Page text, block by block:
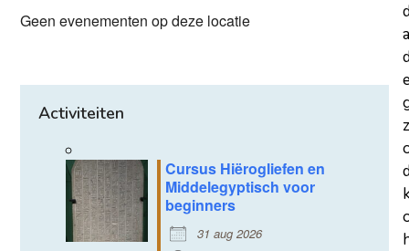
Geen evenementen op deze locatie
Activiteiten
Cursus Hiërogliefen en
Middelegyptisch voor
beginners
31 aug 2026